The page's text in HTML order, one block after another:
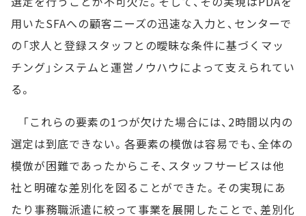
用いたSFAへの顧客ニーズの迅速な入力と、センターで
の「求人と登録スタッフとの曖昧な条件に基づくマッ
チング」システムと運営ノウハウによって支えられてい
る。
「これらの要素の1つが欠けた場合には、2時間以内の
選定は到底できない。各要素の模倣は容易でも、全体の
模倣が困難であったからこそ、スタッフサービスは他
社と明確な差別化を図ることができた。その実現にあ
たり事務職派遣に絞って事業を展開したことで、差別化